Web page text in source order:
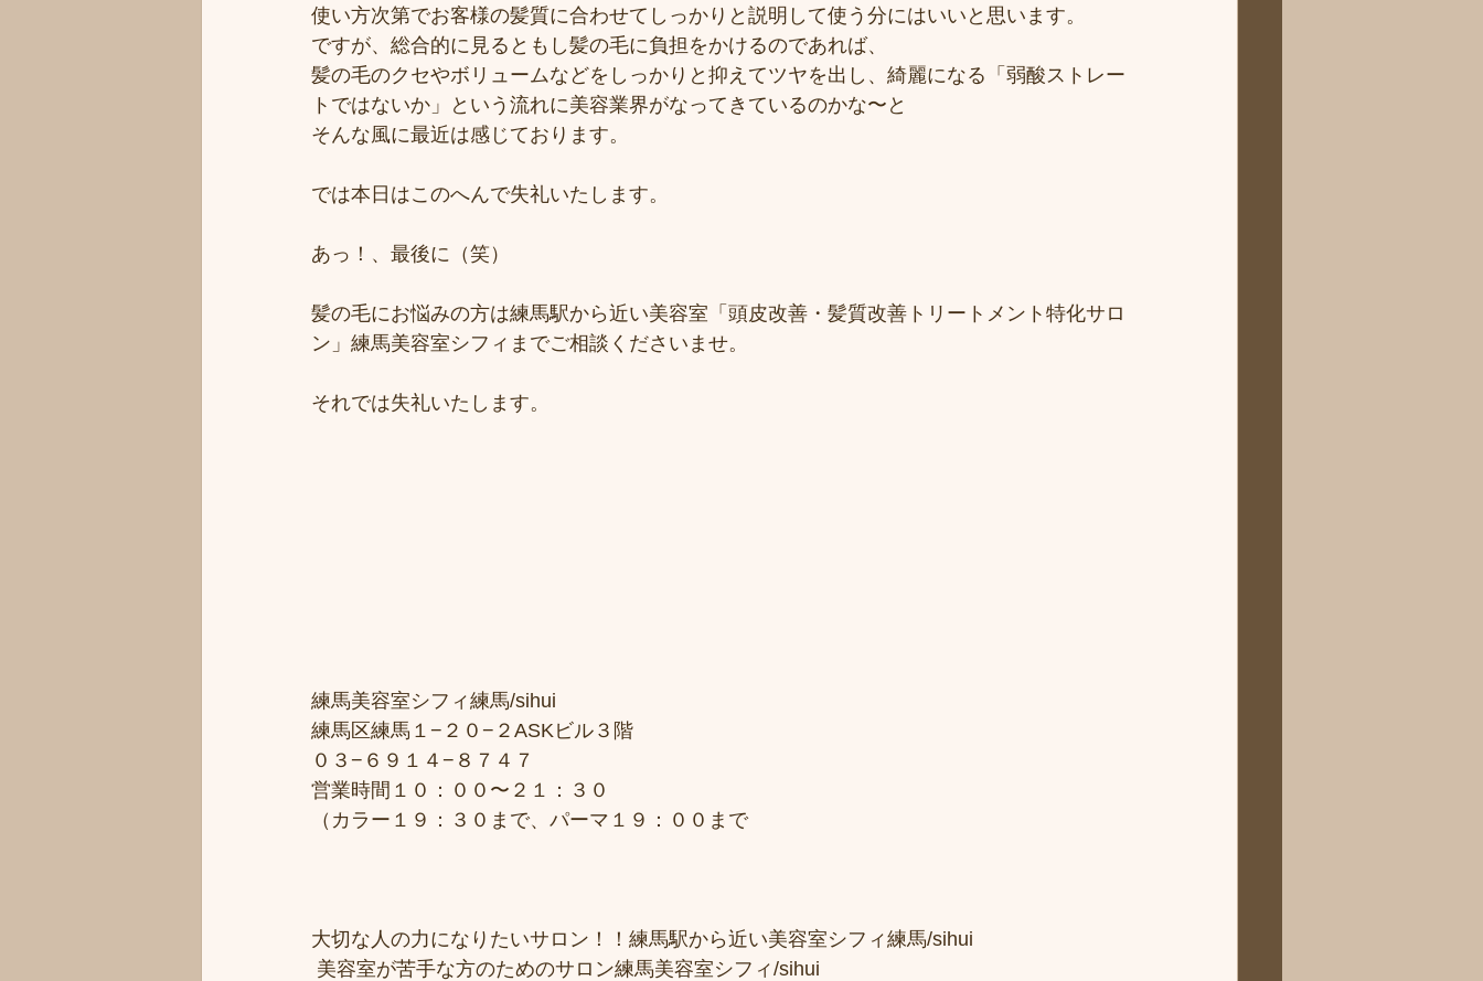
使い方次第でお客様の髪質に合わせてしっかりと説明して使う分にはいいと思います。
ですが、総合的に見るともし髪の毛に負担をかけるのであれば、
髪の毛のクセやボリュームなどをしっかりと抑えてツヤを出し、綺麗になる「弱酸ストレー
トではないか」という流れに美容業界がなってきているのかな〜と
そんな風に最近は感じております。
では本日はこのへんで失礼いたします。
あっ！、最後に（笑）
髪の毛にお悩みの方は練馬駅から近い美容室「頭皮改善・髪質改善トリートメント特化サロ
ン」練馬美容室シフィまでご相談くださいませ。
それでは失礼いたします。
練馬美容室シフィ練馬/sihui
練馬区練馬１−２０−２ASKビル３階
０３−６９１４−８７４７
営業時間１０：００〜２１：３０
（カラー１９：３０まで、パーマ１９：００まで
大切な人の力になりたいサロン！！練馬駅から近い美容室シフィ練馬/sihui
美容室が苦手な方のためのサロン練馬美容室シフィ/sihui